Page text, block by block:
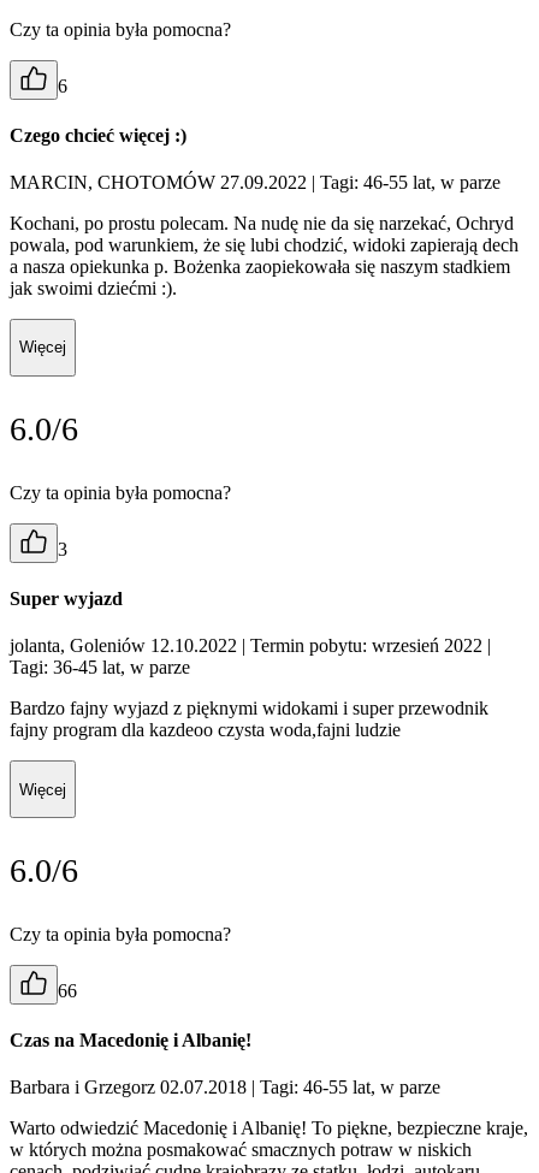
Czy ta opinia była pomocna?
6
Czego chcieć więcej :)
MARCIN, CHOTOMÓW 27.09.2022 | Tagi: 46-55 lat, w parze
Kochani, po prostu polecam. Na nudę nie da się narzekać, Ochryd
powala, pod warunkiem, że się lubi chodzić, widoki zapierają dech
a nasza opiekunka p. Bożenka zaopiekowała się naszym stadkiem
jak swoimi dziećmi :).
Więcej
6.0/6
Czy ta opinia była pomocna?
3
Super wyjazd
jolanta, Goleniów 12.10.2022 | Termin pobytu: wrzesień 2022 |
Tagi: 36-45 lat, w parze
Bardzo fajny wyjazd z pięknymi widokami i super przewodnik
fajny program dla kazdeoo czysta woda,fajni ludzie
Więcej
6.0/6
Czy ta opinia była pomocna?
66
Czas na Macedonię i Albanię!
Barbara i Grzegorz 02.07.2018 | Tagi: 46-55 lat, w parze
Warto odwiedzić Macedonię i Albanię! To piękne, bezpieczne kraje,
w których można posmakować smacznych potraw w niskich